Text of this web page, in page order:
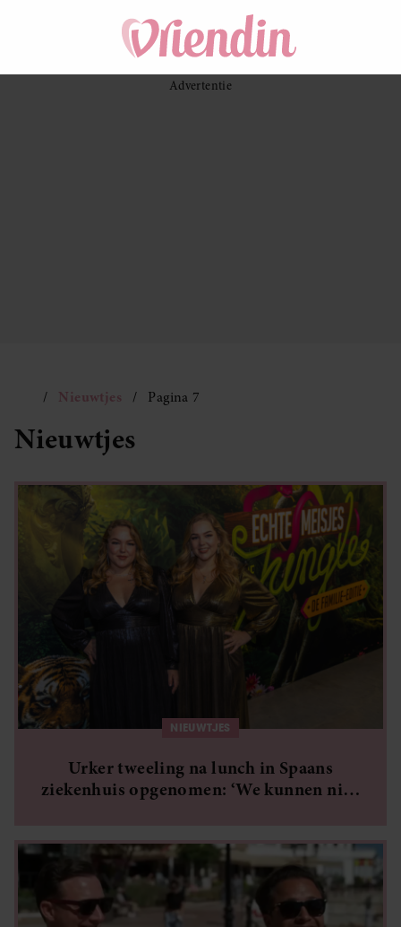
Nieuwtjes Pagina 7
Nieuwtjes
NIEUWTJES
Urker tweeling na lunch in Spaans
ziekenhuis opgenomen: ‘We kunnen niks